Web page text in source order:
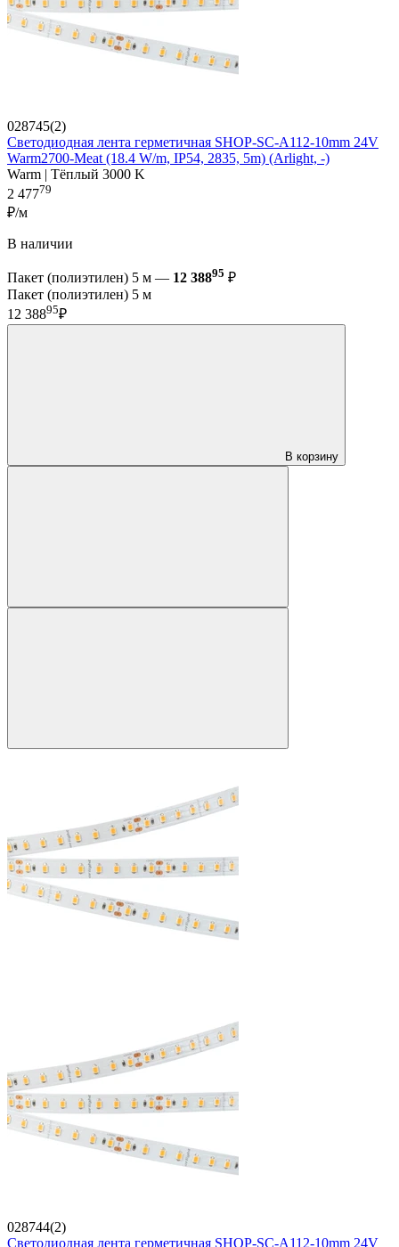
028745(2)
Светодиодная лента герметичная SHOP-SC-A112-10mm 24V
Warm2700-Meat (18.4 W/m, IP54, 2835, 5m) (Arlight, -)
Warm | Тёплый 3000 K
2 47779
₽/м
В наличии
Пакет (полиэтилен) 5 м — 12 38895 ₽
Пакет (полиэтилен) 5 м
12 38895₽
В корзину
028744(2)
Светодиодная лента герметичная SHOP-SC-A112-10mm 24V